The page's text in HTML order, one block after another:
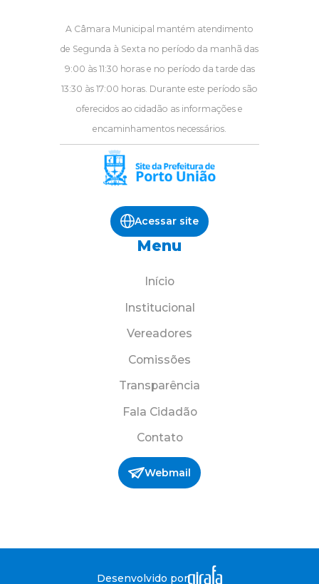
A Câmara Municipal mantém atendimento
de Segunda à Sexta no período da manhã das
9:00 às 11:30 horas e no período da tarde das
13:30 às 17:00 horas. Durante este período são
oferecidos ao cidadão as informações e
encaminhamentos necessários.
Acessar site
Menu
Início
Institucional
Vereadores
Comissões
Transparência
Fala Cidadão
Contato
Webmail
Desenvolvido por